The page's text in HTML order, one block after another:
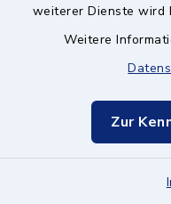
weiterer Dienste wird
Weitere
Zur
Caritas-